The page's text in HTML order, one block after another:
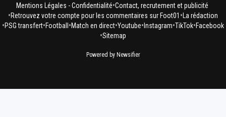
Mentions Légales - Confidentialité•Contact, recrutement et publicité
•Retrouvez votre compte pour les commentaires sur Foot01 • La rédaction
•PSG transfert•Football •Match en direct•Youtube• Instagram•TikTok•Facebook
•Sitemap
Powered by Newsifier